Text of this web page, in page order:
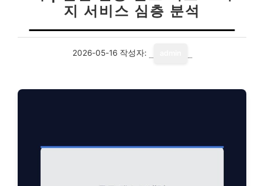
지 서비스 심층 분석
2026-05-16 작성자: